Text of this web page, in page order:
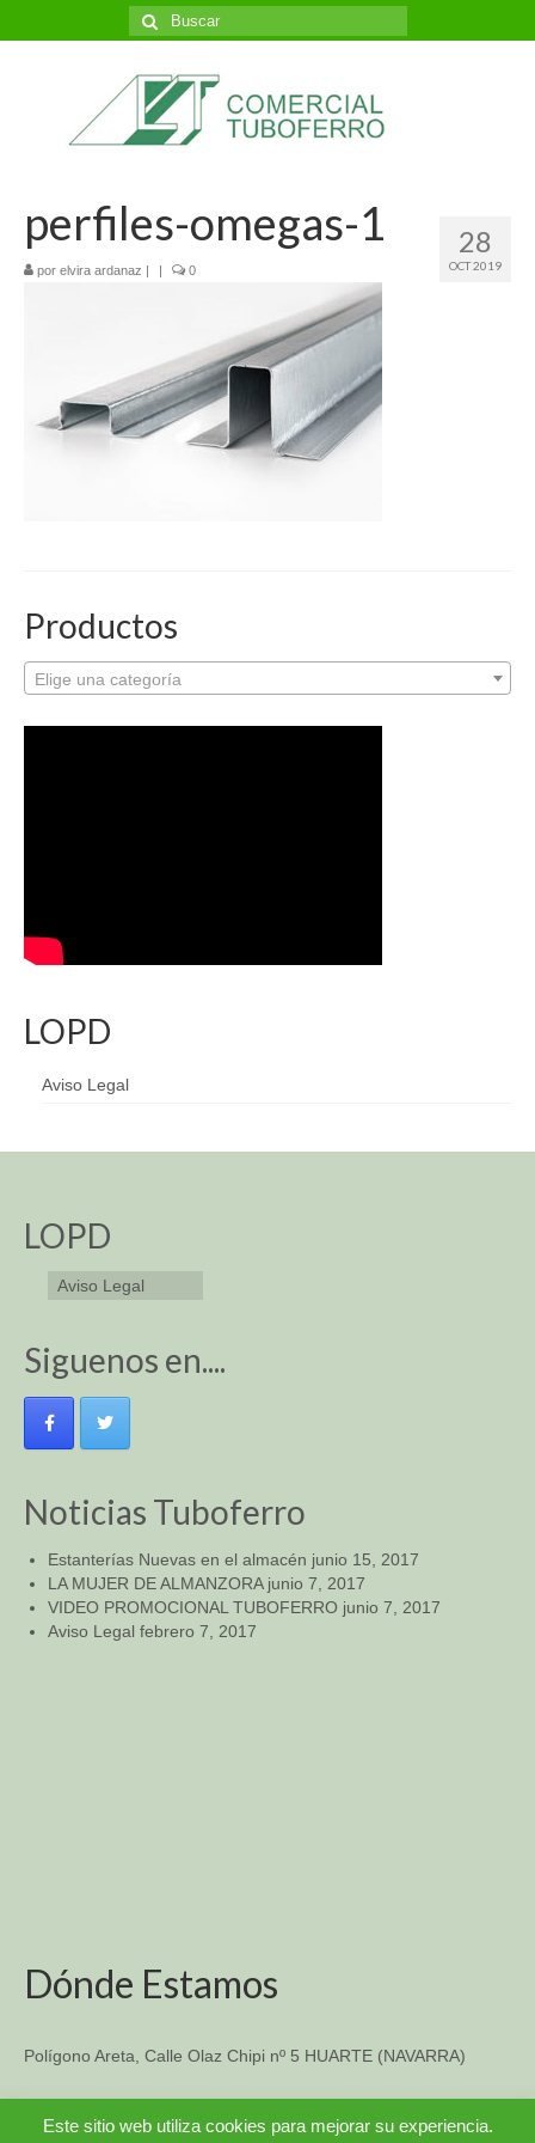
Buscar
por:
28
OCT 2019
perfiles-omegas-1
por elvira ardanaz | | 0
Productos
Elige una categoría
LOPD
Aviso Legal
LOPD
Aviso Legal
Siguenos en....
Noticias Tuboferro
Estanterías Nuevas en el almacén junio 15, 2017
LA MUJER DE ALMANZORA junio 7, 2017
VIDEO PROMOCIONAL TUBOFERRO junio 7, 2017
Aviso Legal febrero 7, 2017
Dónde Estamos
Polígono Areta, Calle Olaz Chipi nº 5 HUARTE (NAVARRA)
TFO: 948 33-14-57
Este sitio web utiliza cookies para mejorar su experiencia.